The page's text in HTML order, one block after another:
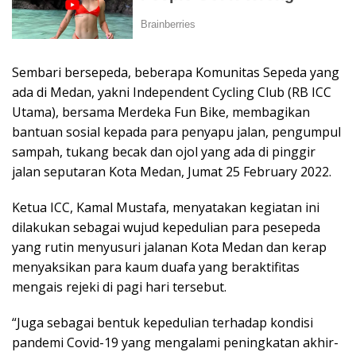
Sembari bersepeda, beberapa Komunitas Sepeda yang
ada di Medan, yakni Independent Cycling Club (RB ICC
Utama), bersama Merdeka Fun Bike, membagikan
bantuan sosial kepada para penyapu jalan, pengumpul
sampah, tukang becak dan ojol yang ada di pinggir
jalan seputaran Kota Medan, Jumat 25 February 2022.
Ketua ICC, Kamal Mustafa, menyatakan kegiatan ini
dilakukan sebagai wujud kepedulian para pesepeda
yang rutin menyusuri jalanan Kota Medan dan kerap
menyaksikan para kaum duafa yang beraktifitas
mengais rejeki di pagi hari tersebut.
“Juga sebagai bentuk kepedulian terhadap kondisi
pandemi Covid-19 yang mengalami peningkatan akhir-